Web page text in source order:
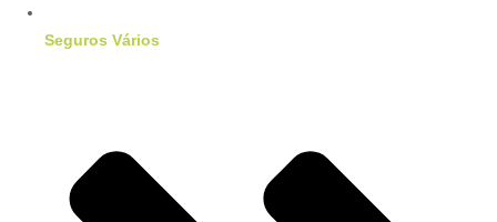
Seguros Vários